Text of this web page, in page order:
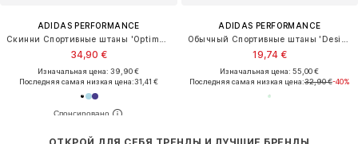
ADIDAS PERFORMANCE
Скинни Спортивные штаны 'Optime Essentials'
34,90 €
Изначальная цена: 39,90 €
Последняя самая низкая цена:31,41 €
ADIDAS PERFORMANCE
Обычный Спортивные штаны 'Designed For Training'
19,74 €
Изначальная цена: 55,00 €
Последняя самая низкая цена:32,90 €-40%